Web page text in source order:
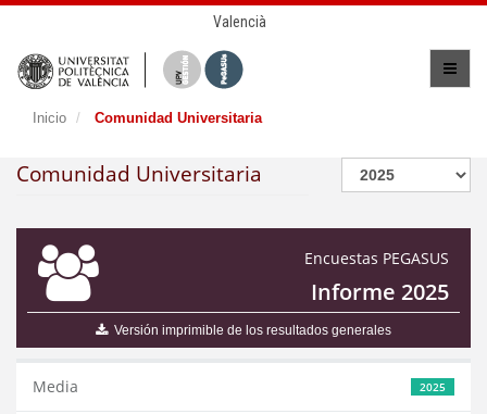
Valencià
Inicio Comunidad Universitaria
Comunidad Universitaria
Encuestas PEGASUS
Informe 2025
Versión imprimible de los resultados generales
2025
Media